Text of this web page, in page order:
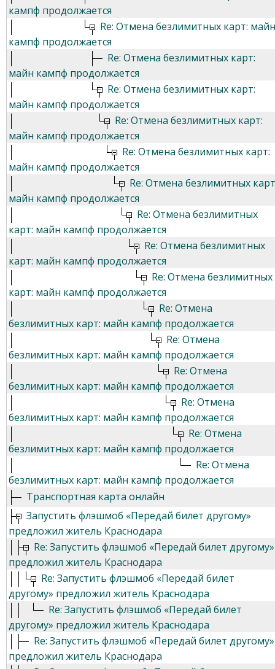
кампф продолжается
Re: Отмена безлимитных карт: майн
кампф продолжается
Re: Отмена безлимитных карт:
майн кампф продолжается
Re: Отмена безлимитных карт:
майн кампф продолжается
Re: Отмена безлимитных карт:
майн кампф продолжается
Re: Отмена безлимитных карт:
майн кампф продолжается
Re: Отмена безлимитных
майн кампф продолжается
Re: Отмена безлимитных
карт: майн кампф продолжается
Re: Отмена безлимитных
карт: майн кампф продолжается
Re: Отмена безлимитных
карт: майн кампф продолжается
Re: Отмена
безлимитных карт: майн кампф продолжается
Re: Отмена
безлимитных карт: майн кампф продолжается
Re: Отмена
безлимитных карт: майн кампф продолжается
Re: Отмена
безлимитных карт: майн кампф продолжается
Re: Отмена
безлимитных карт: майн кампф продолжается
Re: Отмена
безлимитных карт: майн кампф продолжается
Транспортная карта онлайн
Запустить флэшмоб «Передай билет другому»
предложил житель Краснодара
Re: Запустить флэшмоб «Передай билет другому»
предложил житель Краснодара
Re: Запустить флэшмоб «Передай билет
другому» предложил житель Краснодара
Re: Запустить флэшмоб «Передай билет
другому» предложил житель Краснодара
Re: Запустить флэшмоб «Передай билет другому»
предложил житель Краснодара